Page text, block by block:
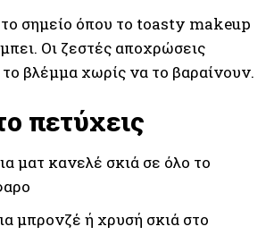
το σημείο όπου το toasty makeup
Οι ζεστές αποχρώσεις
βλέμμα χωρίς να το βαραίνουν.
πετύχεις
ματ κανελέ σκιά σε όλο το
μπρονζέ ή χρυσή σκιά στο